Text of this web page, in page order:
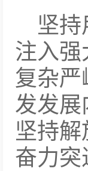
坚
注入强
复杂
发发展
坚持
奋力突